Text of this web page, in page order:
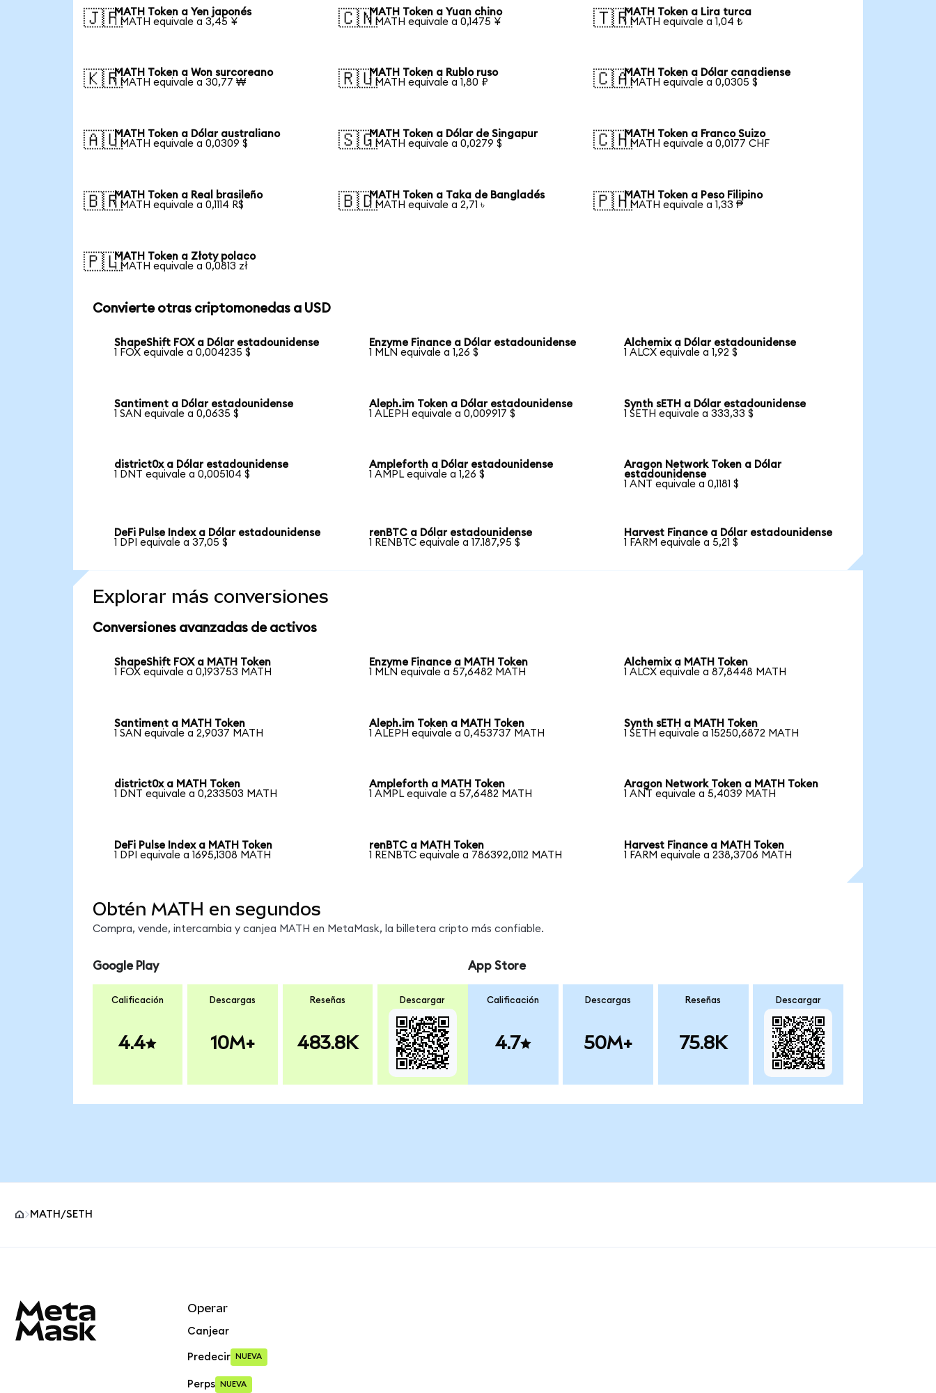
🇯🇵MATH Token a Yen japonés
1 MATH equivale a 3,45 ¥
🇨🇳MATH Token a Yuan chino
1 MATH equivale a 0,1475 ¥
🇹🇷MATH Token a Lira turca
1 MATH equivale a 1,04 ₺
🇰🇷MATH Token a Won surcoreano
1 MATH equivale a 30,77 ₩
🇷🇺MATH Token a Rublo ruso
1 MATH equivale a 1,80 ₽
🇨🇦MATH Token a Dólar canadiense
1 MATH equivale a 0,0305 $
🇦🇺MATH Token a Dólar australiano
1 MATH equivale a 0,0309 $
🇸🇬MATH Token a Dólar de Singapur
1 MATH equivale a 0,0279 $
🇨🇭MATH Token a Franco Suizo
1 MATH equivale a 0,0177 CHF
🇧🇷MATH Token a Real brasileño
1 MATH equivale a 0,1114 R$
🇧🇩MATH Token a Taka de Bangladés
1 MATH equivale a 2,71 ৳
🇵🇭MATH Token a Peso Filipino
1 MATH equivale a 1,33 ₱
🇵🇱MATH Token a Złoty polaco
1 MATH equivale a 0,0813 zł
Convierte otras criptomonedas a USD
ShapeShift FOX a Dólar estadounidense
1 FOX equivale a 0,004235 $
Enzyme Finance a Dólar estadounidense
1 MLN equivale a 1,26 $
Alchemix a Dólar estadounidense
1 ALCX equivale a 1,92 $
Santiment a Dólar estadounidense
1 SAN equivale a 0,0635 $
Aleph.im Token a Dólar estadounidense
1 ALEPH equivale a 0,009917 $
Synth sETH a Dólar estadounidense
1 SETH equivale a 333,33 $
district0x a Dólar estadounidense
1 DNT equivale a 0,005104 $
Ampleforth a Dólar estadounidense
1 AMPL equivale a 1,26 $
Aragon Network Token a Dólar
estadounidense
1 ANT equivale a 0,1181 $
DeFi Pulse Index a Dólar estadounidense
1 DPI equivale a 37,05 $
renBTC a Dólar estadounidense
1 RENBTC equivale a 17.187,95 $
Harvest Finance a Dólar estadounidense
1 FARM equivale a 5,21 $
Explorar más conversiones
Conversiones avanzadas de activos
ShapeShift FOX a MATH Token
1 FOX equivale a 0,193753 MATH
Enzyme Finance a MATH Token
1 MLN equivale a 57,6482 MATH
Alchemix a MATH Token
1 ALCX equivale a 87,8448 MATH
Santiment a MATH Token
1 SAN equivale a 2,9037 MATH
Aleph.im Token a MATH Token
1 ALEPH equivale a 0,453737 MATH
Synth sETH a MATH Token
1 SETH equivale a 15250,6872 MATH
district0x a MATH Token
1 DNT equivale a 0,233503 MATH
Ampleforth a MATH Token
1 AMPL equivale a 57,6482 MATH
Aragon Network Token a MATH Token
1 ANT equivale a 5,4039 MATH
DeFi Pulse Index a MATH Token
1 DPI equivale a 1695,1308 MATH
renBTC a MATH Token
1 RENBTC equivale a 786392,0112 MATH
Harvest Finance a MATH Token
1 FARM equivale a 238,3706 MATH
Obtén MATH en segundos
Compra, vende, intercambia y canjea MATH en MetaMask, la billetera cripto más confiable.
Google Play
Calificación
4.4
Descargas
10M+
Reseñas
483.8K
Descargar
App Store
Calificación
4.7
Descargas
50M+
Reseñas
75.8K
Descargar
MATH/SETH
Operar
Canjear
Predecir NUEVA
Perps NUEVA